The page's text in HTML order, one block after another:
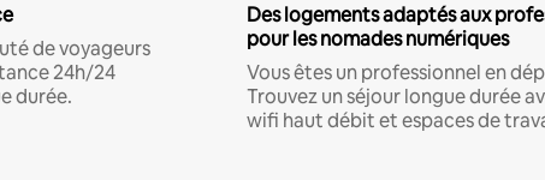
de voyageurs
24h/24
durée.
Des logements adaptés aux
pour les nomades numériques
Vous êtes un professionnel en
Trouvez un séjour longue durée
wifi haut débit et espaces de